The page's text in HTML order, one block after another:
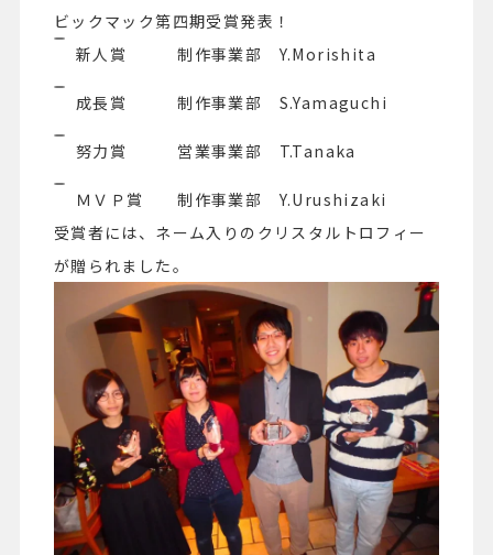
ビックマック第四期受賞発表！
新人賞制作事業部 Y.Morishita
成長賞制作事業部 S.Yamaguchi
努力賞 営業事業部 T.Tanaka
ＭＶＰ賞 制作事業部 Y.Urushizaki
受賞者には、ネーム入りのクリスタルトロフィー
が贈られました。